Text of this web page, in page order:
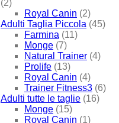
(2)
Royal Canin (2)
Adulti Taglia Piccola (45)
Farmina (11)
Monge (7)
Natural Trainer (4)
Prolife (13)
Royal Canin (4)
Trainer Fitness3 (6)
Adulti tutte le taglie (16)
Monge (15)
Royal Canin (1)